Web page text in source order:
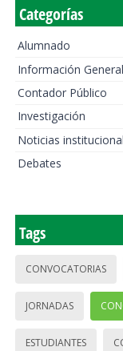
Categorías
Alumnado
Información General
Contador Público
Investigación
Noticias
Debates
Tags
CONVOCATORIAS
JORNADAS
ESTUDIANTES